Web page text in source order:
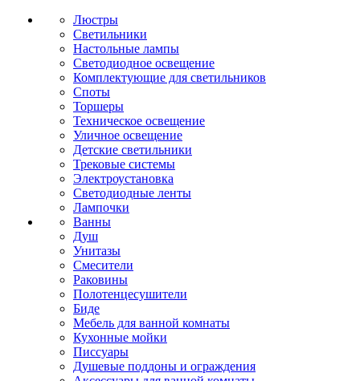
Люстры
Светильники
Настольные лампы
Светодиодное освещение
Комплектующие для светильников
Споты
Торшеры
Техническое освещение
Уличное освещение
Детские светильники
Трековые системы
Электроустановка
Светодиодные ленты
Лампочки
Ванны
Душ
Унитазы
Смесители
Раковины
Полотенцесушители
Биде
Мебель для ванной комнаты
Кухонные мойки
Писсуары
Душевые поддоны и ограждения